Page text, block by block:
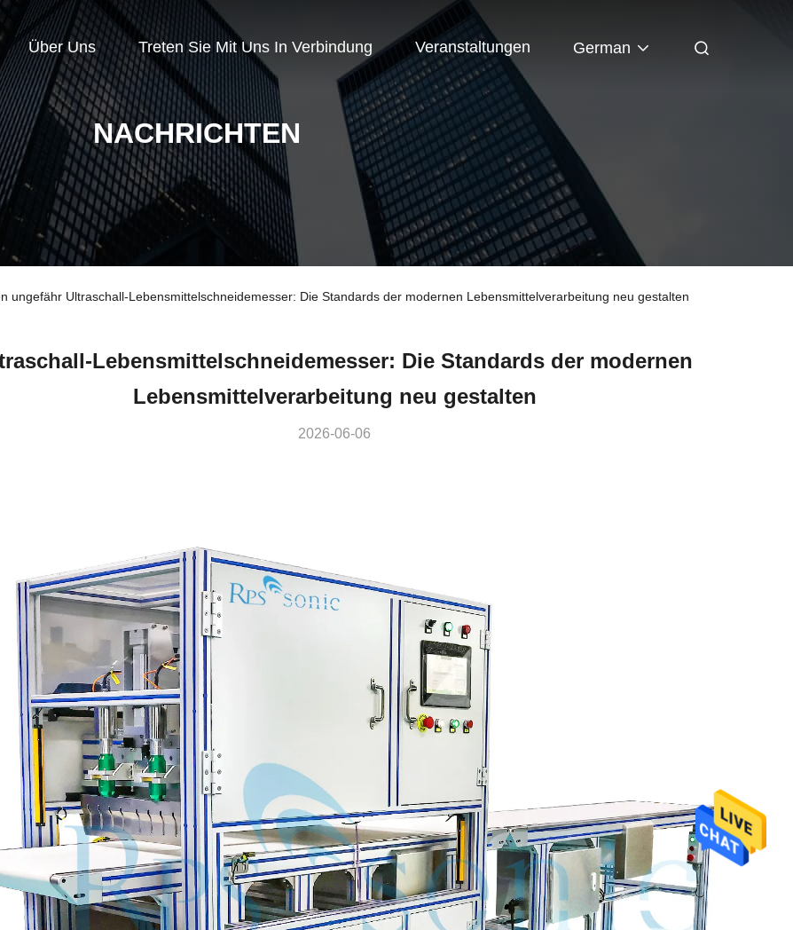
Über Uns Treten Sie Mit Uns In Verbindung Veranstaltungen German
NACHRICHTEN
ungefähr Ultraschall-Lebensmittelschneidemesser: Die Standards der modernen Lebensmittelverarbeitung neu gestalten
Lebensmittelschneidemesser: Die Standards der modernen
Lebensmittelverarbeitung neu gestalten
2026-06-06